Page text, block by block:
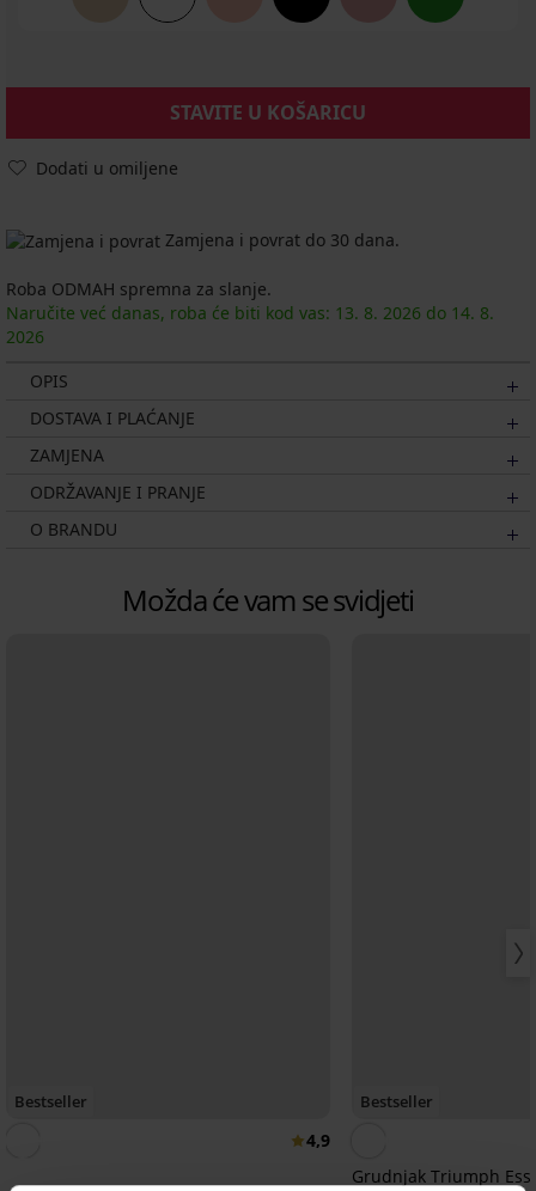
STAVITE U KOŠARICU
Dodati u omiljene
Zamjena i povrat do 30 dana.
Roba ODMAH spremna za slanje.
Naručite već danas, roba će biti kod vas: 13. 8. 2026 do 14. 8.
2026
OPIS
DOSTAVA I PLAĆANJE
ZAMJENA
ODRŽAVANJE I PRANJE
O BRANDU
Možda će vam se svidjeti
Bestseller
4,9
Bestseller
Grudnjak Triumph